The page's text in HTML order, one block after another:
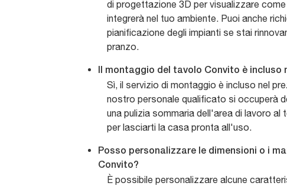
di progettazione 3D per visualizzare
integrerà nel tuo ambiente. Puoi anche
pianificazione degli impianti se stai
pranzo.
Il montaggio del tavolo Convito è incluso
Sì, il servizio di montaggio è incluso nel
nostro personale qualificato si occuperà
una pulizia sommaria dell'area di lavoro al
per lasciarti la casa pronta all'uso.
Posso personalizzare le dimensioni o i
Convito?
È possibile personalizzare alcune